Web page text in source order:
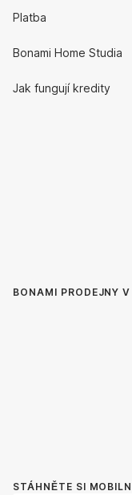
Platba
Bonami Home Studia
Jak fungují kredity
BONAMI PRODEJNY V
STÁHNĚTE SI